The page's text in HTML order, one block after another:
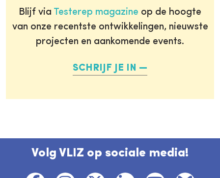
Blijf via Testerep magazine op de hoogte
van onze recentste ontwikkelingen, nieuwste
projecten en aankomende events.
SCHRIJF JE IN
Volg VLIZ op sociale media!